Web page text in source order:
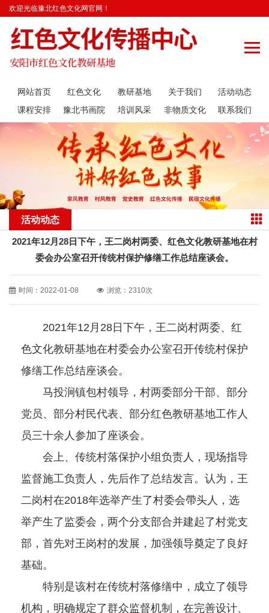
欢迎光临豫北红色文化网官网！
网站首页 红色文化 教研基地 关于我们
活动动态
课程安排
豫北书画院 培训风采
非物质文化
遗产传承
联系我们
活动动态
2021年12月28日下午，王二岗村两委、红色文化教研基地在村
委会办公室召开传统村保护修缮工作总结座谈会。
时间：2022-01-08 浏览：2310次
2021年12月28日下午，王二岗村两委、红
色文化教研基地在村委会办公室召开传统村保护
修缮工作总结座谈会。
马投涧镇包村领导，村两委部分干部、部分
党员、部分村民代表、部分红色教研基地工作人
员三十余人参加了座谈会。
会上、传统村落保护小组负责人，现场指导
监督施工负责人，先后作了总结发言。认为，王
二岗村在2018年选举产生了村委会帶头人，选
举产生了监委会，两个分支部合并建起了村党支
部，首先对王岗村的发展，加强领导奠定了良好
基础。
特别是该村在传统村落修缮中，成立了领导
机构，明确规定了群众监督机制，在完善设计、